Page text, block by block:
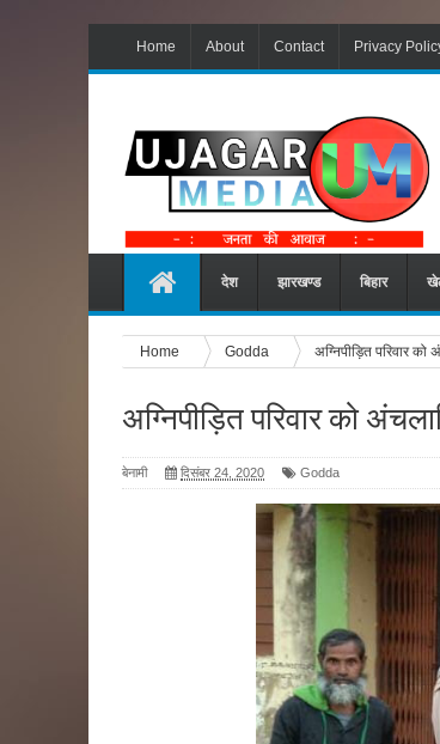
Home About Contact Privacy
देश झारखण्ड बिहार
Home Godda अग्निपीड़ित परिवार को
अग्निपीड़ित परिवार को
बेनामी दिसंबर 24, 2020 Godda